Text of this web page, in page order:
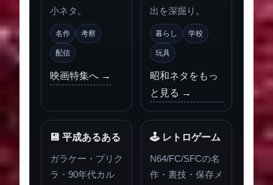
小ネタ。
名作 考察
配信
映画特集へ →
出を深掘り。
暮らし 学校
玩具
昭和ネタをもっ
と見る →
💾 平成あるある
ガラケー・プリク
ラ・90年代カル
🕹 レトロゲーム
N64/FC/SFCの名
作・裏技・保存メ